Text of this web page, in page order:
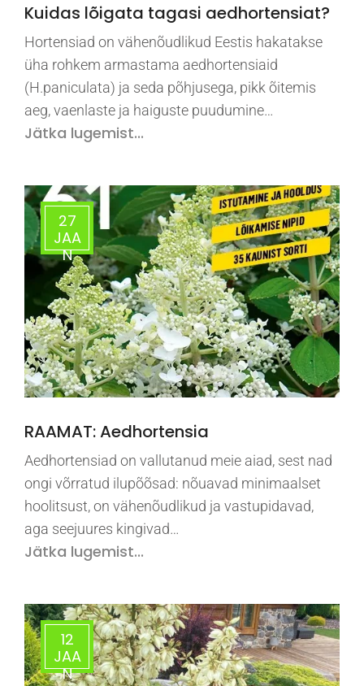
Kuidas lõigata tagasi aedhortensiat?
Hortensiad on vähenõudlikud Eestis hakatakse
üha rohkem armastama aedhortensiaid
(H.paniculata) ja seda põhjusega, pikk õitemis
aeg, vaenlaste ja haiguste puudumine…
Jätka lugemist...
27
JAA
N
RAAMAT: Aedhortensia
Aedhortensiad on vallutanud meie aiad, sest nad
ongi võrratud ilupõõsad: nõuavad minimaalset
hoolitsust, on vähenõudlikud ja vastupidavad,
aga seejuures kingivad…
Jätka lugemist...
12
JAA
N